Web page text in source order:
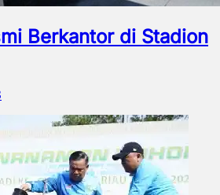
Berkantor di Stadion